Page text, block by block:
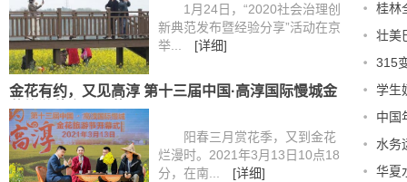
1月24日，“2020社会治理创
新典范发布暨经验分享”活动在京
举...
[详细]
金花有约，又见高淳 第十三届中国·高淳国际慢城金
花旅游节今日开幕
阳春三月赏花季，又到金花
烂漫时。2021年3月13日10点18
分，在南...
[详细]
桂林
壮美
315
学生
中国
水务
华夏